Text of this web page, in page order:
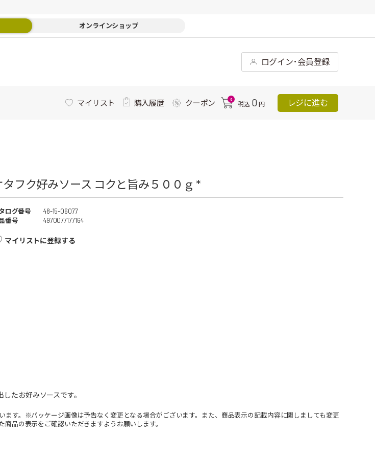
オンラインショップ
ログイン･会員登録
マイリスト 購入履歴 クーポン 0
税込 0 円 レジに進む
タフク好みソース コクと旨み５００ｇ *
ログ番号
48-15-06077
番号
4970077177164
マイリストに登録する
たお好みソースです。
す。※パッケージ画像は予告なく変更となる場合がございます。また、商品表示の記載内容に関しましても変更
品の表示をご確認いただきますようお願いします。